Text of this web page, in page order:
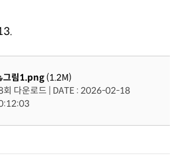
그림1.png(1.2M)
회 다운로드 | DATE : 2026-02-18